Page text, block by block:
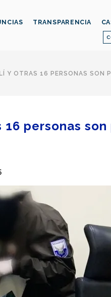
TRANSPARENCIA
Y OTRAS 16 PERSONAS SON
personas